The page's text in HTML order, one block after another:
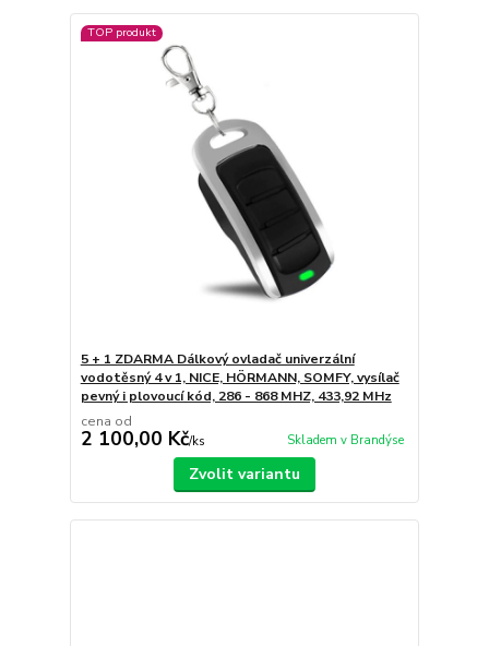
TOP produkt
5 + 1 ZDARMA Dálkový ovladač univerzální
vodotěsný 4 v 1, NICE, HÖRMANN, SOMFY, vysílač
pevný i plovoucí kód, 286 - 868 MHZ, 433,92 MHz
cena od
2 100,00 Kč/ks Skladem v Brandýse
Zvolit variantu